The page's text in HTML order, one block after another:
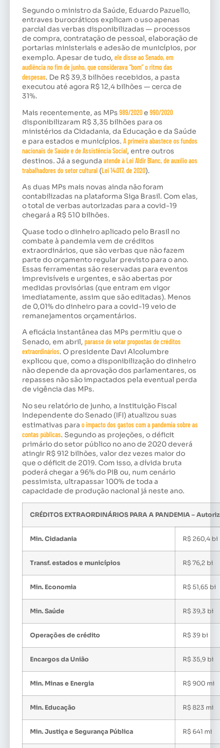
Segundo o ministro da Saúde, Eduardo Pazuello,
entraves burocráticos explicam o uso apenas
parcial das verbas disponibilizadas — processos
de compra, contratação de pessoal, elaboração de
portarias ministeriais e adesão de municípios, por
exemplo. Apesar de tudo, ele disse ao Senado, em
audiência no fim de junho, que considerava “bom” o ritmo das
despesas. De R$ 39,3 bilhões recebidos, a pasta
executou até agora R$ 12,4 bilhões — cerca de
31%.
Mais recentemente, as MPs 989/2020e 990/2020
disponibilizaram R$ 3,35 bilhões para os
ministérios da Cidadania, da Educação e da Saúde
e para estados e municípios. A primeira abastece os fundos
nacionais de Saúde e de Assistência Social, entre outros
destinos. Já a segunda atende à Lei Aldir Blanc, de auxílio aos
trabalhadores do setor cultural (Lei 14.017, de 2020).
As duas MPs mais novas ainda não foram
contabilizadas na plataforma Siga Brasil. Com elas,
o total de verbas autorizadas para a covid-19
chegará a R$ 510 bilhões.
Quase todo o dinheiro aplicado pelo Brasil no
combate à pandemia vem de créditos
extraordinários, que são verbas que não fazem
parte do orçamento regular previsto para o ano.
Essas ferramentas são reservadas para eventos
imprevisíveis e urgentes, e são abertas por
medidas provisórias (que entram em vigor
imediatamente, assim que são editadas). Menos
de 0,01% do dinheiro para a covid-19 veio de
remanejamentos orçamentários.
A eficácia instantânea das MPs permitiu que o
Senado, em abril, parasse de votar propostas de créditos
extraordinários. O presidente Davi Alcolumbre
explicou que, como a disponibilização do dinheiro
não depende da aprovação dos parlamentares, os
repasses não são impactados pela eventual perda
de vigência das MPs.
No seu relatório de junho, a Instituição Fiscal
Independente do Senado (IFI) atualizou suas
estimativas para o impacto dos gastos com a pandemia sobre as
contas públicas. Segundo as projeções, o déficit
primário do setor público no ano de 2020 deverá
atingir R$ 912 bilhões, valor dez vezes maior do
que o déficit de 2019. Com isso, a dívida bruta
poderá chegar a 96% do PIB ou, num cenário
pessimista, ultrapassar 100% de toda a
capacidade de produção nacional já neste ano.
CRÉDITOS EXTRAORDINÁRIOS PARA A PANDEMIA –
Min. Cidadania R$ 260,4 bi
Transf. estados e municípios R$ 76,2 bi
Min. Economia R$ 51,65 bi
Min. Saúde R$ 39,3 bi
Operações de crédito R$ 39 bi
Encargos da União R$ 35,9 bi
Min. Minas e Energia R$ 900 mi
Min. Educação R$ 823 mi
Min. Justiça e Segurança Pública R$ 641 mi